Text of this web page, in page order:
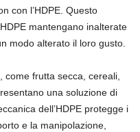
con l’HDPE. Questo
mantengano inalterate
modo alterato il loro gusto.
frutta secca, cereali,
una soluzione di
dell’HDPE protegge i
e la manipolazione,